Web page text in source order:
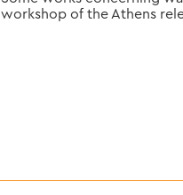
workshop of the Athens